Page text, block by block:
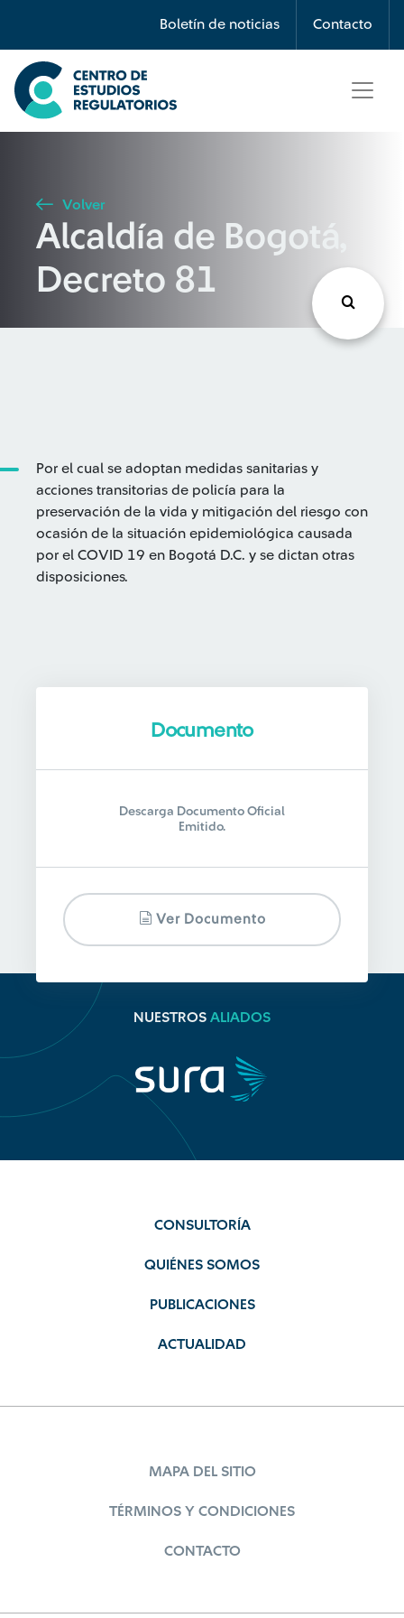
Boletín de noticias Contacto
Búsqueda
Seleccione país
Buscar
Volver
Alcaldía de Bogotá,
Decreto 81
Por el cual se adoptan medidas sanitarias y
acciones transitorias de policía para la
preservación de la vida y mitigación del riesgo con
ocasión de la situación epidemiológica causada
por el COVID 19 en Bogotá D.C. y se dictan otras
disposiciones.
Documento
Descarga Documento Oficial
Emitido.
Ver Documento
NUESTROS ALIADOS
CONSULTORÍA
QUIÉNES SOMOS
PUBLICACIONES
ACTUALIDAD
MAPA DEL SITIO
TÉRMINOS Y CONDICIONES
CONTACTO